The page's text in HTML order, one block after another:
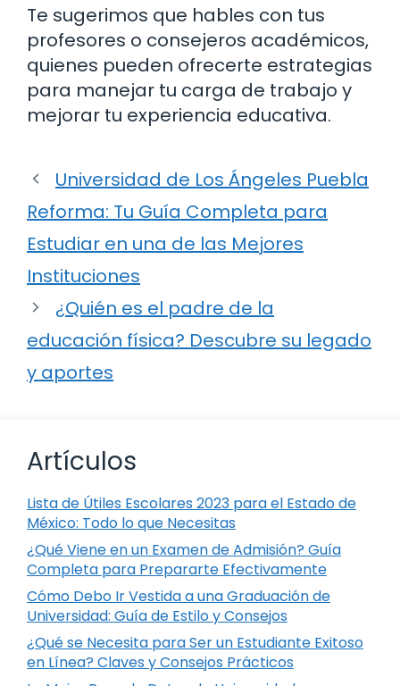
Te sugerimos que hables con tus
profesores o consejeros académicos,
quienes pueden ofrecerte estrategias
para manejar tu carga de trabajo y
mejorar tu experiencia educativa.
Universidad de Los Ángeles Puebla
Reforma: Tu Guía Completa para
Estudiar en una de las Mejores
Instituciones
¿Quién es el padre de la
educación física? Descubre su legado
y aportes
Artículos
Lista de Útiles Escolares 2023 para el Estado de
México: Todo lo que Necesitas
¿Qué Viene en un Examen de Admisión? Guía
Completa para Prepararte Efectivamente
Cómo Debo Ir Vestida a una Graduación de
Universidad: Guía de Estilo y Consejos
¿Qué se Necesita para Ser un Estudiante Exitoso
en Línea? Claves y Consejos Prácticos